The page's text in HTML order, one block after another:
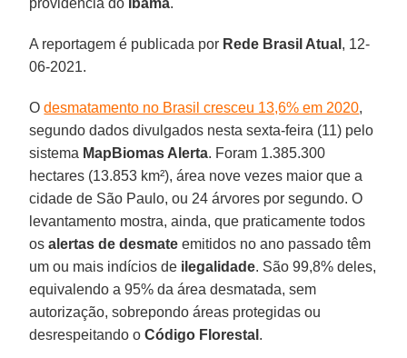
A reportagem é publicada por Rede Brasil Atual , 12-
06-2021.
Odesmatamento no Brasil cresceu 13,6% em 2020,
segundo dados divulgados nesta sexta-feira (11) pelo
sistema MapBiomas Alerta. Foram 1.385.300
hectares (13.853 km²), área nove vezes maior que a
cidade de São Paulo, ou 24 árvores por segundo. O
levantamento mostra, ainda, que praticamente todos
osalertas de desmate emitidos no ano passado têm
um ou mais indícios de ilegalidade. São 99,8% deles,
equivalendo a 95% da área desmatada, sem
autorização, sobrepondo áreas protegidas ou
desrespeitando oCódigo Florestal .